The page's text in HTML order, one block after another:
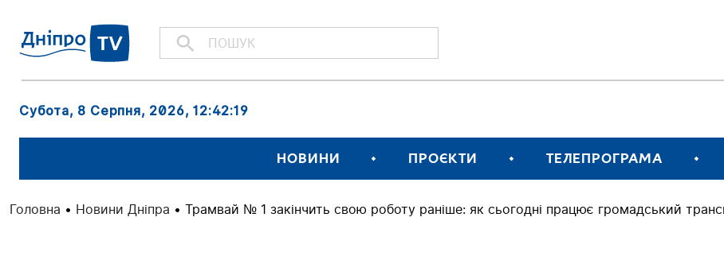
Субота, 8 Серпня, 2026, 12:42:20
НОВИНИ ПРОЄКТИ ТЕЛЕПРОГРАМА
Головна • Новини Дніпра • Трамвай № 1 закінчить свою роботу раніше: як сьогодні працює громадський